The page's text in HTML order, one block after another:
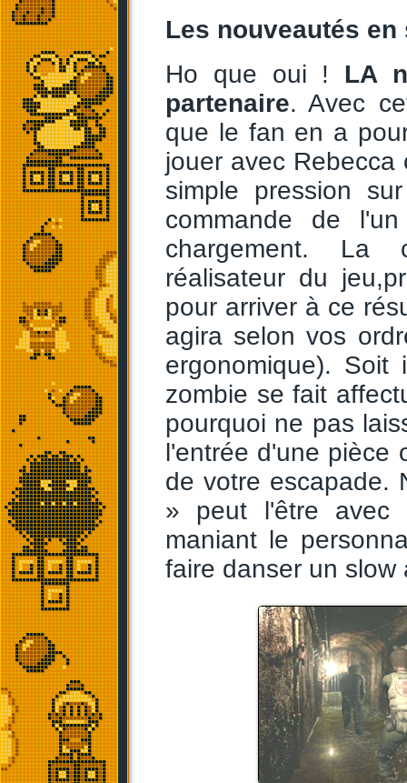
Les nouveautés
Ho que oui ! LA
partenaire. Avec
que le fan en a
jouer avec Rebecca
simple pression
commande de
chargement. La
réalisateur du
pour arriver à ce
agira selon vos
ergonomique).
zombie se fait
pourquoi ne pas
l'entrée d'une pièce
de votre escapade.
» peut l'être avec
maniant le
faire danser un slow